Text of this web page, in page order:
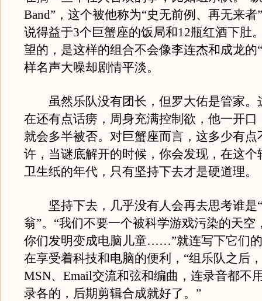
Band”，这个被他称为“史无前例、再无来者
说得益于3个巨蟹座的饭局和12瓶红酒下肚
望的，是这样的组合不会像李连杰和成龙的
样名声大噪却剧情平淡。
虽然乐队没有团长，但罗大佑是管家。
在还有点话痨，周身充满控制欲，他一开口
就会多半被否。对巨蟹座而言，这多少有点
许，当谜底解开的时候，你会发现，在这个
卫生纸的年代，只有坚持下去才是硬道理。
坚持下去，几乎没有人会再去思考谁是
翁”。“我们不要一个被科学游戏污染的天空
你们发明变成电脑儿童……”就连写下它们
在享受着科技和电脑的便利，“组乐队之后
MSN、Email交流和弦和编曲，连录音都不
录各的，后期剪辑合成就好了。”